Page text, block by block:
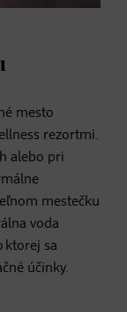
mesto
rezortmi.
alebo pri
mestečku
voda
ktorej sa
účinky.